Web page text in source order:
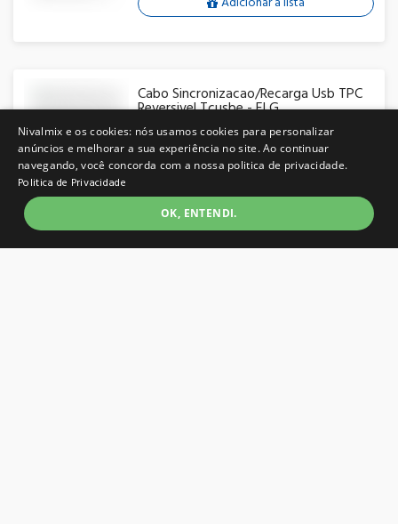
Cabo Sincronizacao/Recarga Usb TPC
Reversivel Tcusbe - ELG
R$ 19,99
Adicionar à lista
Nivalmix e os cookies: nós usamos cookies para personalizar
anúncios e melhorar a sua experiência no site. Ao continuar
navegando, você concorda com a nossa politica de privacidade.
Politica de Privacidade
OK, ENTENDI.